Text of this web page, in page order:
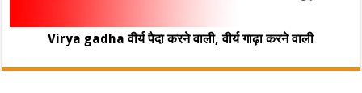
Virya gadha वीर्य पैदा करने वाली, वीर्य गाढ़ा करने वाली